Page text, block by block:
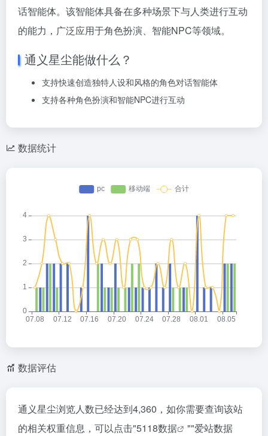
话智能体。该智能体具备在多种场景下与人类进行互动
的能力，广泛应用于角色扮演、智能NPC等领域。
通义星尘能做什么？
支持快速创造独特人设和风格的角色对话智能体
支持各种角色扮演和智能NPC进行互动
数据统计
数据评估
通义星尘浏览人数已经达到4,360，如你需要查询该站
的相关权重信息，可以点击"5118数据 ""爱站数据